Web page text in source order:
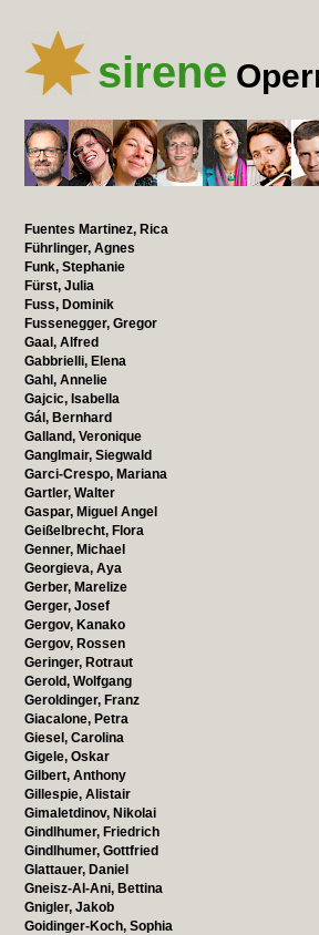
sirene
Fuentes Martinez, Rica
Führlinger, Agnes
Funk, Stephanie
Fürst, Julia
Fuss, Dominik
Fussenegger, Gregor
Gaal, Alfred
Gabbrielli, Elena
Gahl, Annelie
Gajcic, Isabella
Gál, Bernhard
Galland, Veronique
Ganglmair, Siegwald
Garci-Crespo, Mariana
Gartler, Walter
Gaspar, Miguel Angel
Geißelbrecht, Flora
Genner, Michael
Georgieva, Aya
Gerber, Marelize
Gerger, Josef
Gergov, Kanako
Gergov, Rossen
Geringer, Rotraut
Gerold, Wolfgang
Geroldinger, Franz
Giacalone, Petra
Giesel, Carolina
Gigele, Oskar
Gilbert, Anthony
Gillespie, Alistair
Gimaletdinov, Nikolai
Gindlhumer, Friedrich
Gindlhumer, Gottfried
Glattauer, Daniel
Gneisz-Al-Ani, Bettina
Gnigler, Jakob
Goidinger-Koch, Sophia